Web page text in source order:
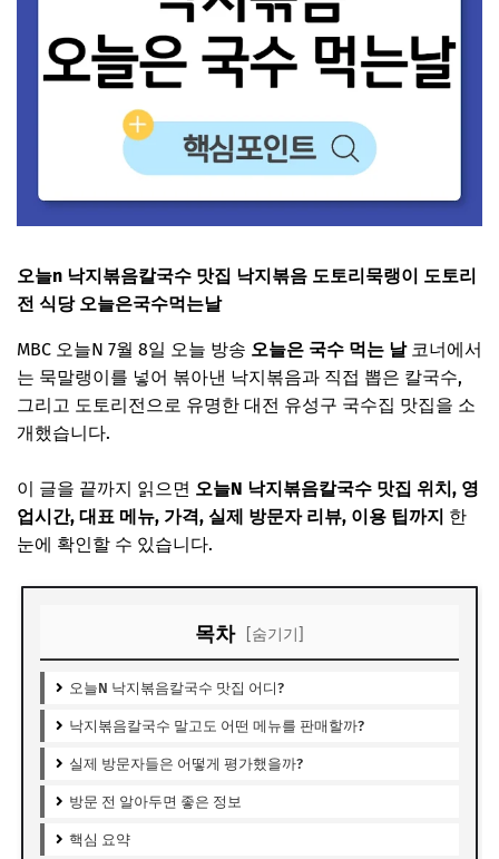
오늘n 낙지볶음칼국수 맛집 낙지볶음 도토리묵랭이 도토리
전 식당 오늘은국수먹는날
MBC 오늘N 7월 8일 오늘 방송 오늘은 국수 먹는 날코너에서
는 묵말랭이를 넣어 볶아낸 낙지볶음과 직접 뽑은 칼국수,
그리고 도토리전으로 유명한 대전 유성구 국수집 맛집을 소
개했습니다.
이 글을 끝까지 읽으면 오늘N 낙지볶음칼국수 맛집 위치, 영
업시간, 대표 메뉴, 가격, 실제 방문자 리뷰, 이용 팁까지 한
눈에 확인할 수 있습니다.
목차 [숨기기]
오늘N 낙지볶음칼국수 맛집 어디?
낙지볶음칼국수 말고도 어떤 메뉴를 판매할까?
실제 방문자들은 어떻게 평가했을까?
방문 전 알아두면 좋은 정보
핵심 요약